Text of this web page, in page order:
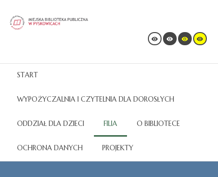
START
WYPOŻYCZALNIA I CZYTELNIA DLA DOROSŁYCH
ODDZIAŁ DLA DZIECI FILIA O BIBLIOTECE
OCHRONA DANYCH PROJEKTY